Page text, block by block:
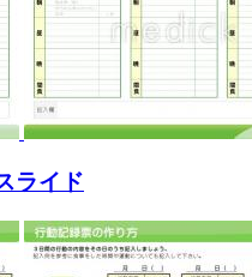
ライド